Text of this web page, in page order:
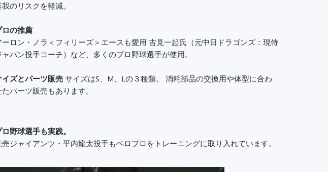
のリスクを軽減。
ロの推薦
ーロン・ノラ＜フィリーズ＞エースも愛用 吉見一起氏（元中日ドラゴンズ：現侍
ャパン投手コーチ）など、多くのプロ野球選手が使用。
イズとパーツ販売 サイズはS、M、Lの３種類。 消耗部品の交換用や体型に合わ
パーツ販売もあります。
ロ野球選手も実践。
売ジャイアンツ・平内龍太投手もベロプロをトレーニングに取り入れています。